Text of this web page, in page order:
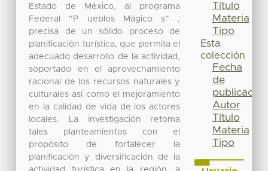
Estado de México, al programa
Federal “P ueblos Mágico s” ,
precisa de un sólido proceso de
planificación turística, que permita el
adecuado desarrollo de la actividad,
soportado en el aprovechamiento
racional de los recursos naturales y
culturales así como el mejoramiento
en la calidad de vida de los actores
locales. La investigación retoma
tales planteamientos con el
propósito de fortalecer la
planificación y diversificación de la
Título
Materia
Tipo
Esta
colección
Fecha
de
publicación
Autor
Título
Materia
Tipo